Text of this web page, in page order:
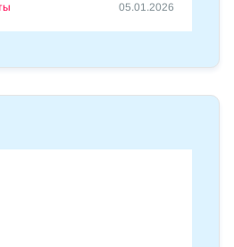
05.01.2026